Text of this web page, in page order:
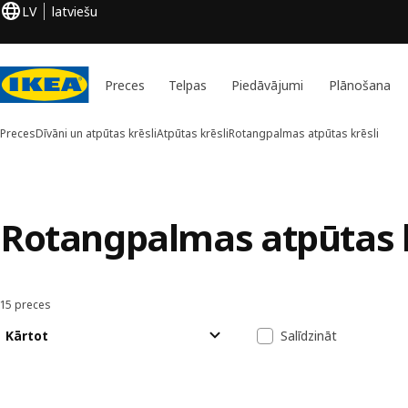
LV latviešu
Preces Telpas Piedāvājumi Plānošana
PrecesDīvāni un atpūtas krēsliAtpūtas krēsliRotangpalmas atpūtas krēsli
Rotangpalmas atpūtas
Kārtot un filtrēt
15 preces
Kārtot Rezultātu
Salīdzināt